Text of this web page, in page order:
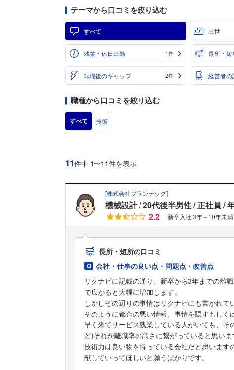
テーマから口コミを絞り込む
すべて 出世
残業・休日出勤 1件 長所・短
転職後のギャップ 2件 経営者の
職種から口コミを絞り込む
すべて 技術
11件中 1〜11件を表示
[株式会社プランテック]
機械設計 20代後半男性 正社員
2.2
新卒入社 3年～10年未
長所・短所の口コミ
会社・仕事の良い点・問題点・改善点
リクナビに記載の通り、新卒から3年までの離
で広がると大幅に増加します。
しかしその辺りの事情はリクナビにも書かれて
そのように都合の悪い情報、事情を隠すもし
早く来てサービス残業している人がいても、
ど)それが離職率の高さに繋がっていると思いま
技術力は良い物を持っている会社だと思いま
献していってほしいと願うばかりです。